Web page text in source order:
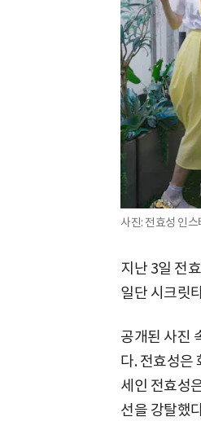
사진: 전효성 인스
지난 3일 전
일단 시크릿
공개된 사진
다. 전효성은
세인 전효성
선을 강탈했